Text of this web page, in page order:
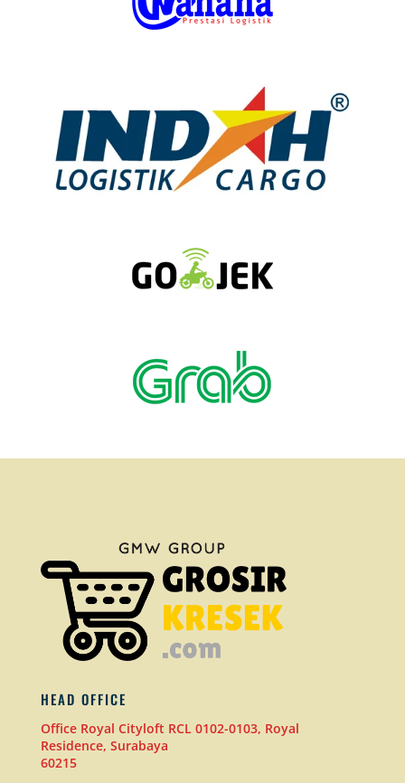
HEAD OFFICE
Office Royal Cityloft RCL 0102-0103, Royal
Residence, Surabaya
60215